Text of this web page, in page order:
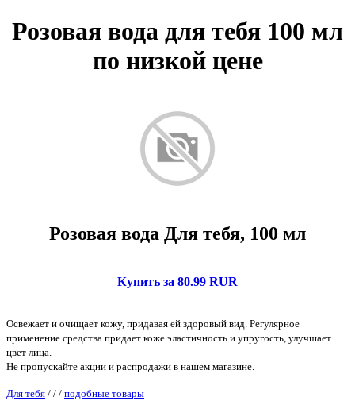
Розовая вода для тебя 100 мл
по низкой цене
Розовая вода Для тебя, 100 мл
Купить за 80.99 RUR
Освежает и очищает кожу, придавая ей здоровый вид. Регулярное
применение средства придает коже эластичность и упругость, улучшает
цвет лица.
Не пропускайте акции и распродажи в нашем магазине.
Для тебя / / / подобные товары